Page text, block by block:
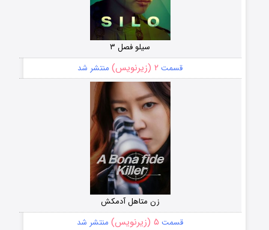
سیلو فصل ۳
قسمت ۲ (زیرنویس) منتشر شد
زن متاهل آدمکش
قسمت ۵ (زیرنویس) منتشر شد